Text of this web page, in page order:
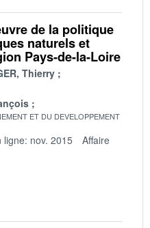
de la politique
naturels et
Pays-de-la-Loire
Thierry
ET DU DEVELOPPEMENT
ligne: nov. 2015
Affaire